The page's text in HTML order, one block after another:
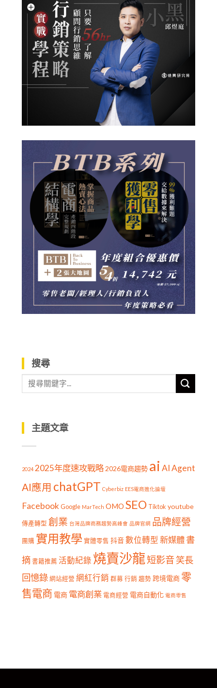
搜尋
主題文章
2024 2025年度速攻戰略2026電商趨勢 ai AI Agent
AI應用 chatGPT Cyberbiz EES電商進化論壇
Facebook Google MarTech OMO SEO Tiktok youtube
傳產轉型 創業 台灣品牌商務趨勢高峰會 品牌官網 品牌經營
團購 實用教學 實體零售 抖音數位轉型 新媒體書
摘 書籍推薦 活動紀錄 燒賣沙龍短影音笑長
回憶錄 網站經營 網紅行銷 群募 行銷 趨勢 跨境電商 零
售電商 電商 電商創業 電商經營 電商自動化 電商零售